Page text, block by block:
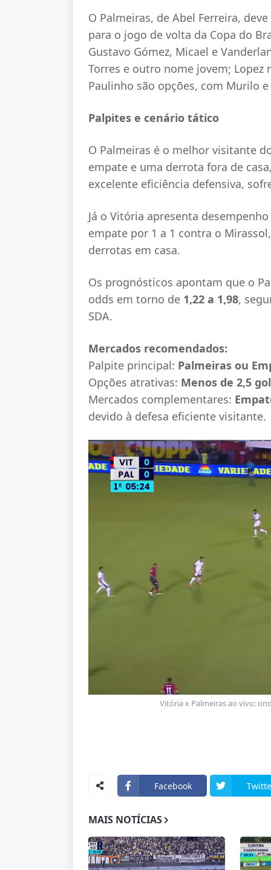
O Palmeiras, de Abel Ferreira,
para o jogo de volta da Copa do
Gustavo Gómez, Micael e
Torres e outro nome jovem; Lopez
Paulinho são opções, com Murilo
Palpites e cenário tático
O Palmeiras é o melhor visitante
empate e uma derrota fora de
excelente eficiência defensiva,
Já o Vitória apresenta
empate por 1 a 1 contra o
derrotas em casa.
Os prognósticos apontam que o
odds em torno de 1,22 a 1,98,
SDA.
Mercados recomendados:
Palpite principal: Palmeiras ou
Opções atrativas: Menos de 2,5
Mercados complementares:
devido à defesa eficiente visitante.
Vitória x Palmeiras ao vivo:
Facebook
MAIS NOTÍCIAS